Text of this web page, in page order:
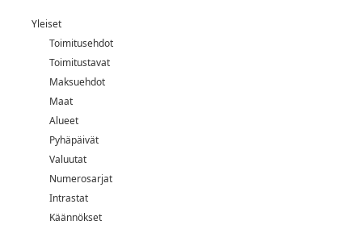
Yleiset
Toimitusehdot
Toimitustavat
Maksuehdot
Maat
Alueet
Pyhäpäivät
Valuutat
Numerosarjat
Intrastat
Käännökset